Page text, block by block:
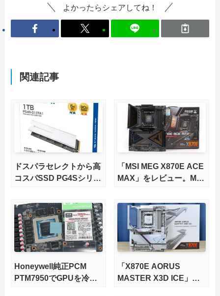
よかったらシェアしてね！
関連記事
ドスパラセレクトから高
コスパSSD PG4Sシリー
「MSI MEG X870E ACE
MAX」をレビュー。M.2
版X870Eマザーボードを
徹底検証
Honeywell純正PCM
PTM7950でGPUを冷や
「X870E AORUS
MASTER X3D ICE」を